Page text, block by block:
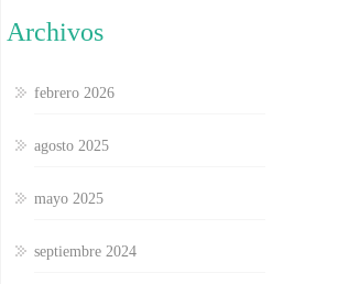
Archivos
febrero 2026
agosto 2025
mayo 2025
septiembre 2024